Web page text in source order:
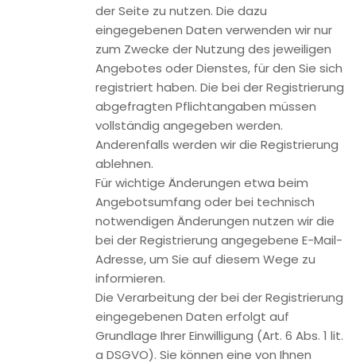
ohne ausdrückliche Einwilligung, etwa zu Zwecken der
Werbung, erfolgt nicht.
Grundlage für die Datenverarbeitung ist Art. 6 Abs. 1 lit. b
DSGVO, der die Verarbeitung von Daten zur Erfüllung eines
Vertrags oder vorvertraglicher Maßnahmen gestattet.
4. Soziale Medien
Auf unseren Seiten sind Funktionen des Dienstes Twitter
eingebunden. Diese Funktionen werden angeboten durch
die Twitter Inc., 1355 Market Street, Suite 900, San Francisco,
CA 94103, USA. Durch das Benutzen von Twitter und der
Funktion „Re-Tweet“ werden die von Ihnen besuchten
Websites mit Ihrem Twitter-Account verknüpft und anderen
Nutzern bekannt gegeben. Dabei werden auch Daten an
Twitter übertragen. Wir weisen darauf hin, dass wir als
Anbieter der Seiten keine Kenntnis vom Inhalt der
übermittelten Daten sowie deren Nutzung durch Twitter
erhalten. Weitere Informationen hierzu finden Sie in der
Datenschutzerklärung von Twitter unter: